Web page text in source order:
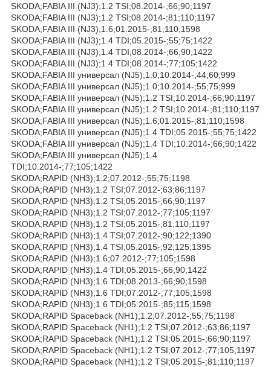
SKODA;FABIA III (NJ3);1.2 TSI;08.2014-;66;90;1197
SKODA;FABIA III (NJ3);1.2 TSI;08.2014-;81;110;1197
SKODA;FABIA III (NJ3);1.6;01.2015-;81;110;1598
SKODA;FABIA III (NJ3);1.4 TDI;05.2015-;55;75;1422
SKODA;FABIA III (NJ3);1.4 TDI;08.2014-;66;90;1422
SKODA;FABIA III (NJ3);1.4 TDI;08.2014-;77;105;1422
SKODA;FABIA III универсал (NJ5);1.0;10.2014-;44;60;999
SKODA;FABIA III универсал (NJ5);1.0;10.2014-;55;75;999
SKODA;FABIA III универсал (NJ5);1.2 TSI;10.2014-;66;90;1197
SKODA;FABIA III универсал (NJ5);1.2 TSI;10.2014-;81;110;1197
SKODA;FABIA III универсал (NJ5);1.6;01.2015-;81;110;1598
SKODA;FABIA III универсал (NJ5);1.4 TDI;05.2015-;55;75;1422
SKODA;FABIA III универсал (NJ5);1.4 TDI;10.2014-;66;90;1422
SKODA;FABIA III универсал (NJ5);1.4
TDI;10.2014-;77;105;1422
SKODA;RAPID (NH3);1.2;07.2012-;55;75;1198
SKODA;RAPID (NH3);1.2 TSI;07.2012-;63;86;1197
SKODA;RAPID (NH3);1.2 TSI;05.2015-;66;90;1197
SKODA;RAPID (NH3);1.2 TSI;07.2012-;77;105;1197
SKODA;RAPID (NH3);1.2 TSI;05.2015-;81;110;1197
SKODA;RAPID (NH3);1.4 TSI;07.2012-;90;122;1390
SKODA;RAPID (NH3);1.4 TSI;05.2015-;92;125;1395
SKODA;RAPID (NH3);1.6;07.2012-;77;105;1598
SKODA;RAPID (NH3);1.4 TDI;05.2015-;66;90;1422
SKODA;RAPID (NH3);1.6 TDI;08.2013-;66;90;1598
SKODA;RAPID (NH3);1.6 TDI;07.2012-;77;105;1598
SKODA;RAPID (NH3);1.6 TDI;05.2015-;85;115;1598
SKODA;RAPID Spaceback (NH1);1.2;07.2012-;55;75;1198
SKODA;RAPID Spaceback (NH1);1.2 TSI;07.2012-;63;86;1197
SKODA;RAPID Spaceback (NH1);1.2 TSI;05.2015-;66;90;1197
SKODA;RAPID Spaceback (NH1);1.2 TSI;07.2012-;77;105;1197
SKODA;RAPID Spaceback (NH1);1.2 TSI;05.2015-;81;110;1197